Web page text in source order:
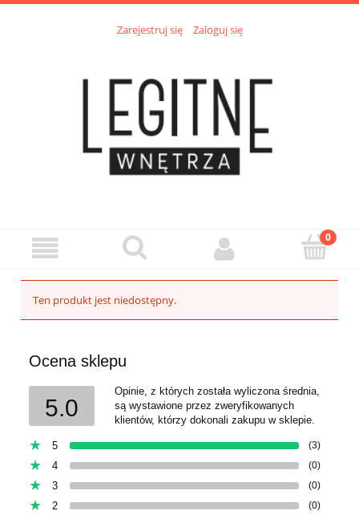
Zarejestruj się Zaloguj się
Ten produkt jest niedostępny.
Ocena sklepu
5.0
Opinie, z których została wyliczona średnia,
są wystawione przez zweryfikowanych
klientów, którzy dokonali zakupu w sklepie.
5 (3)
4 (0)
3 (0)
2 (0)